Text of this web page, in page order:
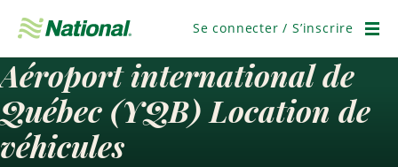
navigation
Se connecter / S’inscrire
Aéroport international de
Québec (YQB) Location de
véhicules